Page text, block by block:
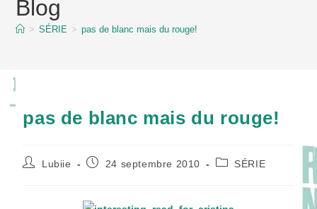
contentBlog
> SÉRIE > pas de blanc mais du rouge!
pas de blanc mais du rouge!
Auteur/autrice
Lubiie
Publication
24 septembre 2010
PostSÉRIE